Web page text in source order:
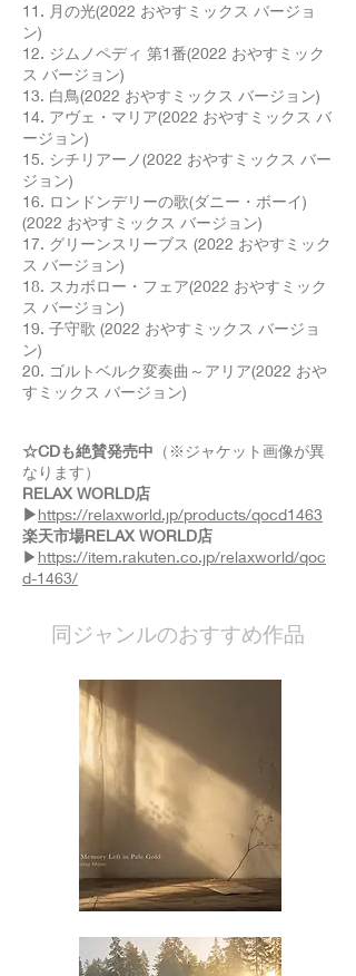
11. 月の光(2022 おやすミックス バージョ
ン)
12. ジムノペディ 第1番(2022 おやすミック
ス バージョン)
13. 白鳥(2022 おやすミックス バージョン)
14. アヴェ・マリア(2022 おやすミックス バ
ージョン)
15. シチリアーノ(2022 おやすミックス バー
ジョン)
16. ロンドンデリーの歌(ダニー・ボーイ)
(2022 おやすミックス バージョン)
17. グリーンスリーブス (2022 おやすミック
ス バージョン)
18. スカボロー・フェア(2022 おやすミック
ス バージョン)
19. 子守歌 (2022 おやすミックス バージョ
ン)
20. ゴルトベルク変奏曲～アリア(2022 おや
すミックス バージョン)
☆CDも絶賛発売中 （※ジャケット画像が異
なります）
RELAX WORLD店
▶https://relaxworld.jp/products/qocd1463
楽天市場RELAX WORLD店
▶ https://item.rakuten.co.jp/relaxworld/qoc
d-1463/
​同ジャンルのおすすめ作品